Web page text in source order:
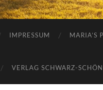
IMPRESSUM MARIA’S
VERLAG SCHWARZ-